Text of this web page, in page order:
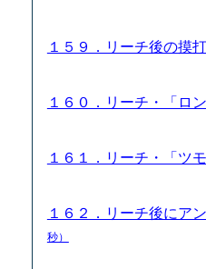
１５９．リーチ後の摸
１６０．リーチ・「ロ
１６１．リーチ・「ツ
１６２．リーチ後にア
秒）